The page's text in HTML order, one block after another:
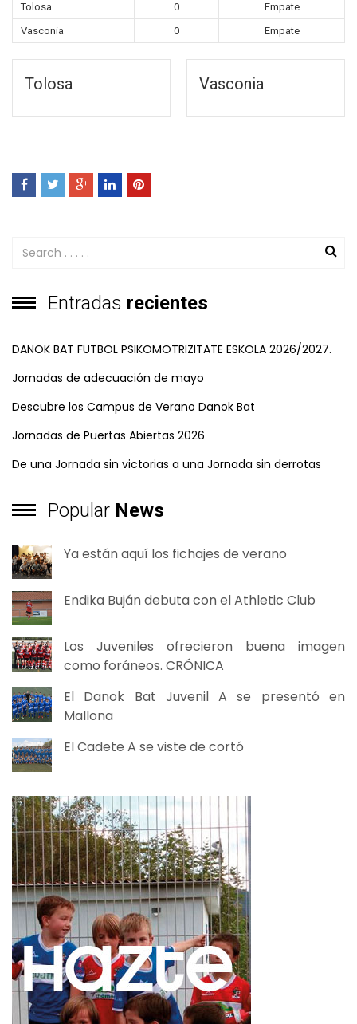
Tolosa 0
Empate
Vasconia
0 Empate
Tolosa Vasconia
Entradas recientes
DANOK BAT FUTBOL PSIKOMOTRIZITATE ESKOLA 2026/2027.
Jornadas de adecuación de mayo
Descubre los Campus de Verano Danok Bat
Jornadas de Puertas Abiertas 2026
De una Jornada sin victorias a una Jornada sin derrotas
Popular News
Ya están aquí los fichajes de verano
Endika Buján debuta con el Athletic Club
Los Juveniles ofrecieron buena imagen
como foráneos. CRÓNICA
El Danok Bat Juvenil A se presentó en
Mallona
El Cadete A se viste de cortó